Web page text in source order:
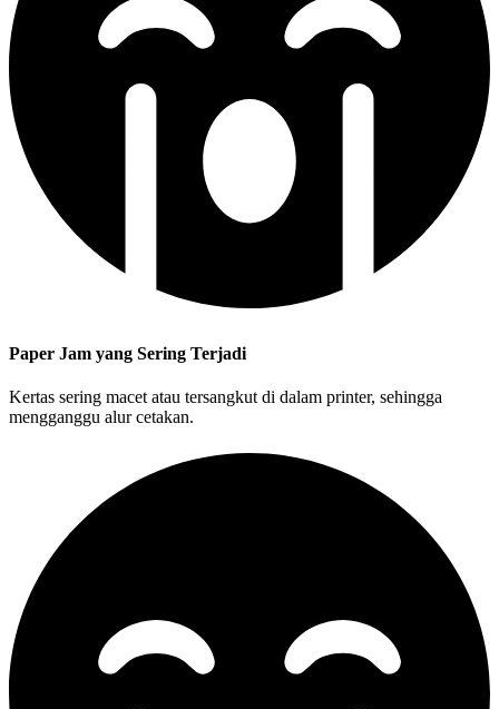
Paper Jam yang Sering Terjadi
Kertas sering macet atau tersangkut di dalam printer, sehingga
mengganggu alur cetakan.